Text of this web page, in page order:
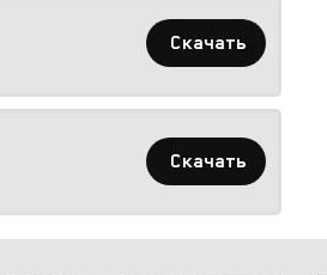
Скачать
Скачать